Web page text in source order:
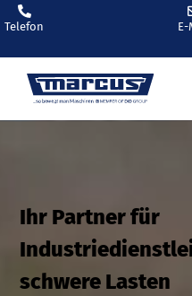
Telefon E-
Ihr Partner für
schwere Lasten